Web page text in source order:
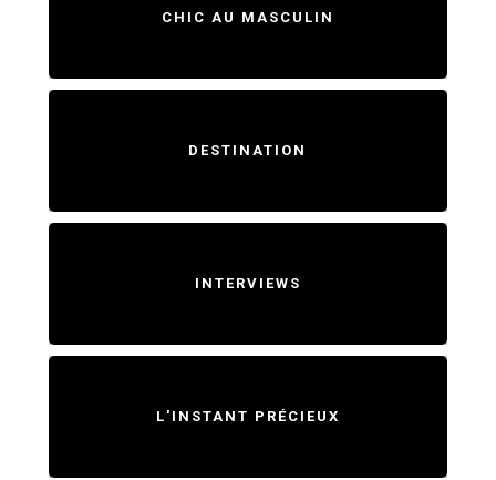
CHIC AU MASCULIN
DESTINATION
INTERVIEWS
L'INSTANT PRÉCIEUX